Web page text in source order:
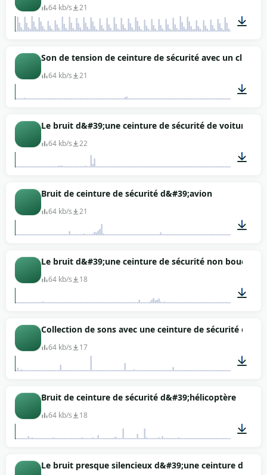
métrage de road movie ou une scène de sécurité
routière. Tout est gratuit, sans attribution requise,
et le téléchargement MP3 se fait en un clic.
64 kb/s 21
00:14
Son de tension de ceinture de sécurité avec un clic à
64 kb/s 21
00:05
Le bruit d&#39;une ceinture de sécurité de voiture qui
64 kb/s 22
Bruit de ceinture de sécurité d&#39;avion
64 kb/s 21
00:02
Le bruit d&#39;une ceinture de sécurité non bouclée
64 kb/s 18
00:03
Collection de sons avec une ceinture de sécurité dans
64 kb/s 17
00:12
Bruit de ceinture de sécurité d&#39;hélicoptère
64 kb/s 18
00:13
Le bruit presque silencieux d&#39;une ceinture de